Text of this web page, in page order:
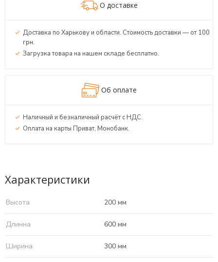
О доставке
Доставка по Харькову и области. Стоимость доставки — от 100
грн.
Загрузка товара на нашем складе бесплатно.
Об оплате
Наличный и безналичный расчёт с НДС.
Оплата на карты Приват, Монобанк.
Характеристики
Высота 200 мм
Длинна 600 мм
Ширина 300 мм